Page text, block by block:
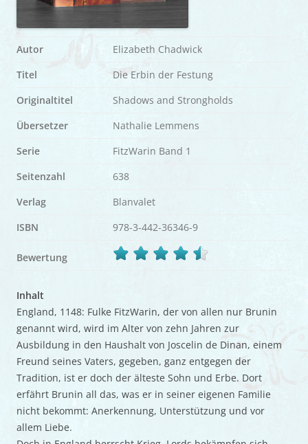
Autor
Elizabeth Chadwick
Titel
Die Erbin der Festung
Originaltitel
Shadows and Strongholds
Übersetzer
Nathalie Lemmens
Serie
FitzWarin Band 1
Seitenzahl
638
Verlag
Blanvalet
ISBN
978-3-442-36346-9
Bewertung
Inhalt
England, 1148: Fulke FitzWarin, der von allen nur Brunin
genannt wird, wird im Alter von zehn Jahren zur
Ausbildung in den Haushalt von Joscelin de Dinan, einem
Freund seines Vaters, gegeben, ganz entgegen der
Tradition, ist er doch der älteste Sohn und Erbe. Dort
erfährt Brunin all das, was er in seiner eigenen Familie
nicht bekommt: Anerkennung, Unterstützung und vor
allem Liebe.